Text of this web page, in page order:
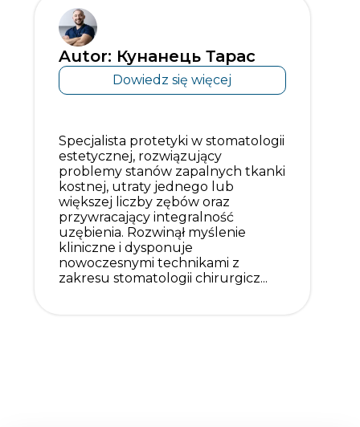
Autor: Кунанець Тарас
Dowiedz się więcej
Specjalista protetyki w stomatologii
estetycznej, rozwiązujący
problemy stanów zapalnych tkanki
kostnej, utraty jednego lub
większej liczby zębów oraz
przywracający integralność
uzębienia. Rozwinął myślenie
kliniczne i dysponuje
nowoczesnymi technikami z
zakresu stomatologii chirurgicz...